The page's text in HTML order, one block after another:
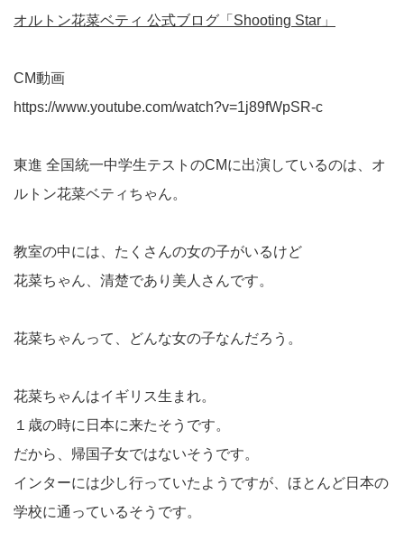
オルトン花菜ベティ 公式ブログ「Shooting Star」
CM動画
https://www.youtube.com/watch?v=1j89fWpSR-c
東進 全国統一中学生テストのCMに出演しているのは、オ
ルトン花菜ベティちゃん。
教室の中には、たくさんの女の子がいるけど
花菜ちゃん、清楚であり美人さんです。
花菜ちゃんって、どんな女の子なんだろう。
花菜ちゃんはイギリス生まれ。
１歳の時に日本に来たそうです。
だから、帰国子女ではないそうです。
インターには少し行っていたようですが、ほとんど日本の
学校に通っているそうです。